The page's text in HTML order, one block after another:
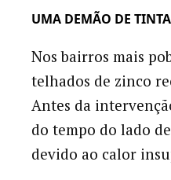
UMA DEMÃO DE
Nos bairros mais
telhados de zinco
Antes da
do tempo do lado
devido ao calor